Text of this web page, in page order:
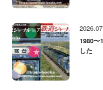
1980〜
した